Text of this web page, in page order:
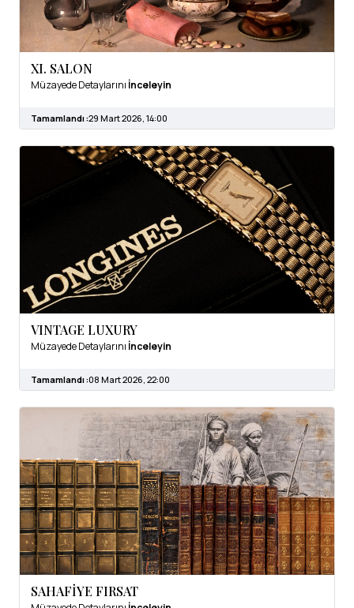
XI. SALON
Müzayede Detaylarını İnceleyin
Tamamlandı :29 Mart 2026, 14:00
VINTAGE LUXURY
Müzayede Detaylarını İnceleyin
Tamamlandı :08 Mart 2026, 22:00
SAHAFİYE FIRSAT